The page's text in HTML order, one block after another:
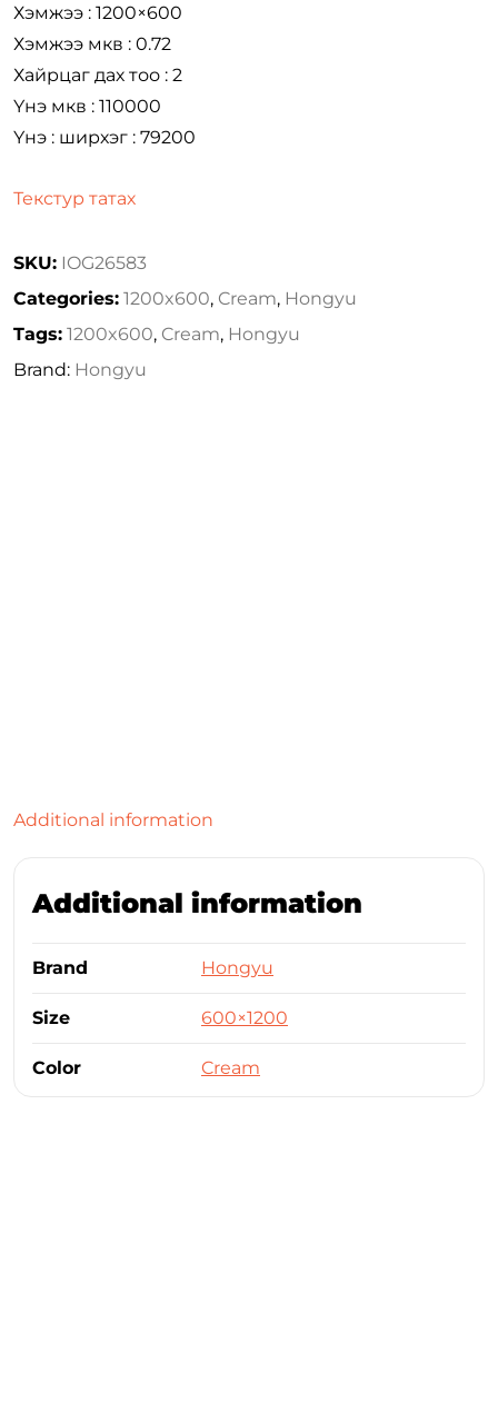
Хэмжээ : 1200×600
Хэмжээ мкв : 0.72
Хайрцаг дах тоо : 2
Үнэ мкв : 110000
Үнэ : ширхэг : 79200
Текстур татах
SKU: IOG26583
Categories: 1200x600, Cream, Hongyu
Tags: 1200x600, Cream, Hongyu
Brand: Hongyu
Additional information
Additional information
Brand Hongyu
Size 600×1200
Color Cream